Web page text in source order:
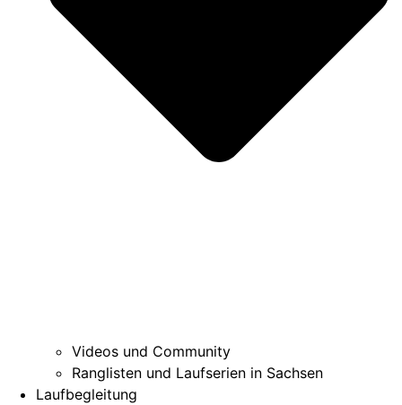
Videos und Community
Ranglisten und Laufserien in Sachsen
Laufbegleitung